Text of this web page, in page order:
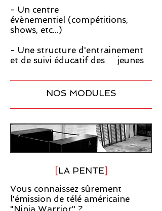
- Un centre
évènementiel (compétitions,
shows, etc...)
- Une structure d'entrainement
et de suivi éducatif des jeunes
NOS MODULES
[LA PENTE]
Vous connaissez sûrement
l'émission de télé américaine
"Ninja Warrior" ?